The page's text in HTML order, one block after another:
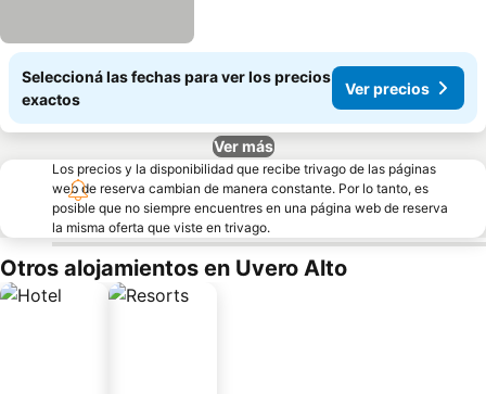
Seleccioná las fechas para ver los precios
exactos
Ver precios
Ver más
Los precios y la disponibilidad que recibe trivago de las páginas
web de reserva cambian de manera constante. Por lo tanto, es
posible que no siempre encuentres en una página web de reserva
la misma oferta que viste en trivago.
Otros alojamientos en Uvero Alto